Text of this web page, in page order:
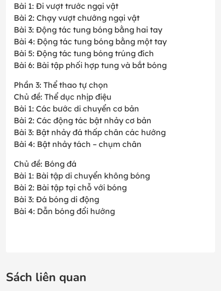
Bài 1: Đi vượt trước ngại vật
Bài 2: Chạy vượt chướng ngại vật
Bài 3: Động tác tung bóng bằng hai tay
Bài 4: Động tác tung bóng bằng một tay
Bài 5: Động tác tung bóng trúng đích
Bài 6: Bài tập phối hợp tung và bắt bóng
Phần 3: Thể thao tự chọn
Chủ đề: Thể dục nhịp điệu
Bài 1: Các bước di chuyển cơ bản
Bài 2: Các động tác bật nhảy cơ bản
Bài 3: Bật nhảy đá thấp chân các hướng
Bài 4: Bật nhảy tách – chụm chân
Chủ đề: Bóng đá
Bài 1: Bài tập di chuyển không bóng
Bài 2: Bài tập tại chỗ với bóng
Bài 3: Đá bóng di động
Bài 4: Dẫn bóng đổi hướng
Sách liên quan